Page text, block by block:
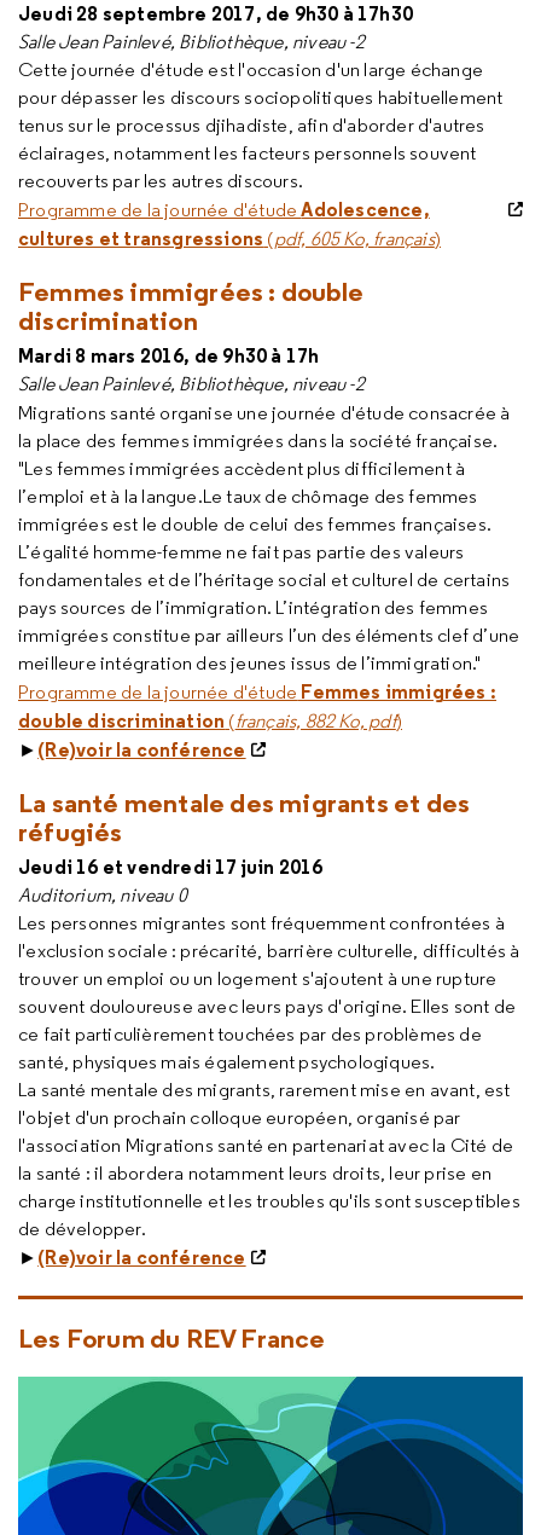
Jeudi 28 septembre 2017, de 9h30 à 17h30
Salle Jean Painlevé, Bibliothèque, niveau -2
Cette journée d'étude est l'occasion d'un large échange
pour dépasser les discours sociopolitiques habituellement
tenus sur le processus djihadiste, afin d'aborder d'autres
éclairages, notamment les facteurs personnels souvent
recouverts par les autres discours.
Programme de la journée d'étudeAdolescence,
cultures et transgressions (pdf, 605 Ko, français)
Femmes immigrées : double
discrimination
Mardi 8 mars 2016, de 9h30 à 17h
Salle Jean Painlevé, Bibliothèque, niveau -2
Migrations santé organise une journée d'étude consacrée à
la place des femmes immigrées dans la société française.
"Les femmes immigrées accèdent plus difficilement à
l’emploi et à la langue.Le taux de chômage des femmes
immigrées est le double de celui des femmes françaises.
L’égalité homme-femme ne fait pas partie des valeurs
fondamentales et de l’héritage social et culturel de certains
pays sources de l’immigration. L’intégration des femmes
immigrées constitue par ailleurs l’un des éléments clef d’une
meilleure intégration des jeunes issus de l’immigration."
Programme de la journée d'étude Femmes immigrées :
double discrimination (français, 882 Ko, pdf)
► (Re)voir la conférence
La santé mentale des migrants et des
réfugiés
Jeudi 16 et vendredi 17 juin 2016
Auditorium, niveau 0
Les personnes migrantes sont fréquemment confrontées à
l'exclusion sociale : précarité, barrière culturelle, difficultés à
trouver un emploi ou un logement s'ajoutent à une rupture
souvent douloureuse avec leurs pays d'origine. Elles sont de
ce fait particulièrement touchées par des problèmes de
santé, physiques mais également psychologiques.
La santé mentale des migrants, rarement mise en avant, est
l'objet d'un prochain colloque européen, organisé par
l'association Migrations santé en partenariat avec la Cité de
la santé : il abordera notamment leurs droits, leur prise en
charge institutionnelle et les troubles qu'ils sont susceptibles
de développer.
► (Re)voir la conférence
Les Forum du REV France